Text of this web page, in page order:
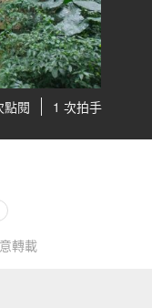
點閱 1 次拍手
轉載